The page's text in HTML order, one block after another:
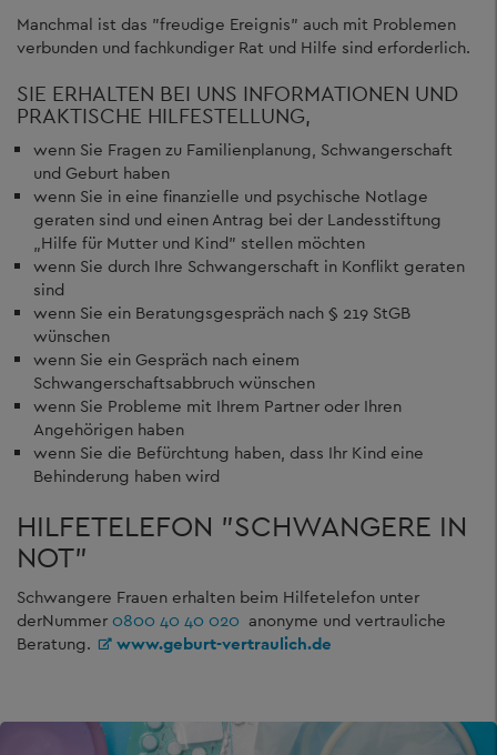
Manchmal ist das "freudige Ereignis" auch mit Problemen
verbunden und fachkundiger Rat und Hilfe sind erforderlich.
SIE ERHALTEN BEI UNS INFORMATIONEN UND
PRAKTISCHE HILFESTELLUNG,
wenn Sie Fragen zu Familienplanung, Schwangerschaft
und Geburt haben
wenn Sie in eine finanzielle und psychische Notlage
geraten sind und einen Antrag bei der Landesstiftung
„Hilfe für Mutter und Kind" stellen möchten
wenn Sie durch Ihre Schwangerschaft in Konflikt geraten
sind
wenn Sie ein Beratungsgespräch nach § 219 StGB
wünschen
wenn Sie ein Gespräch nach einem
Schwangerschaftsabbruch wünschen
wenn Sie Probleme mit Ihrem Partner oder Ihren
Angehörigen haben
wenn Sie die Befürchtung haben, dass Ihr Kind eine
Behinderung haben wird
HILFETELEFON "SCHWANGERE IN
NOT"
Schwangere Frauen erhalten beim Hilfetelefon unter
derNummer 0800 40 40 020 anonyme und vertrauliche
Beratung.
www.geburt-vertraulich.de